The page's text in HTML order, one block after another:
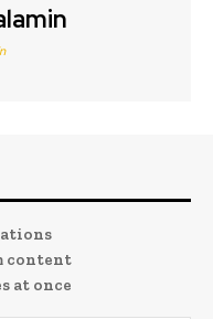
content
at once